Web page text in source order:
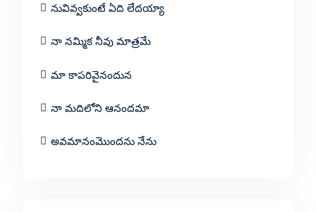
నువివ్వకుంటే ఏది లేదయ్యా
నా నమ్మిక నీవు మాత్రమే
మా కాపరివైనందున
నా మదిలోని ఆనందమా
అవమానంమొందను నేను